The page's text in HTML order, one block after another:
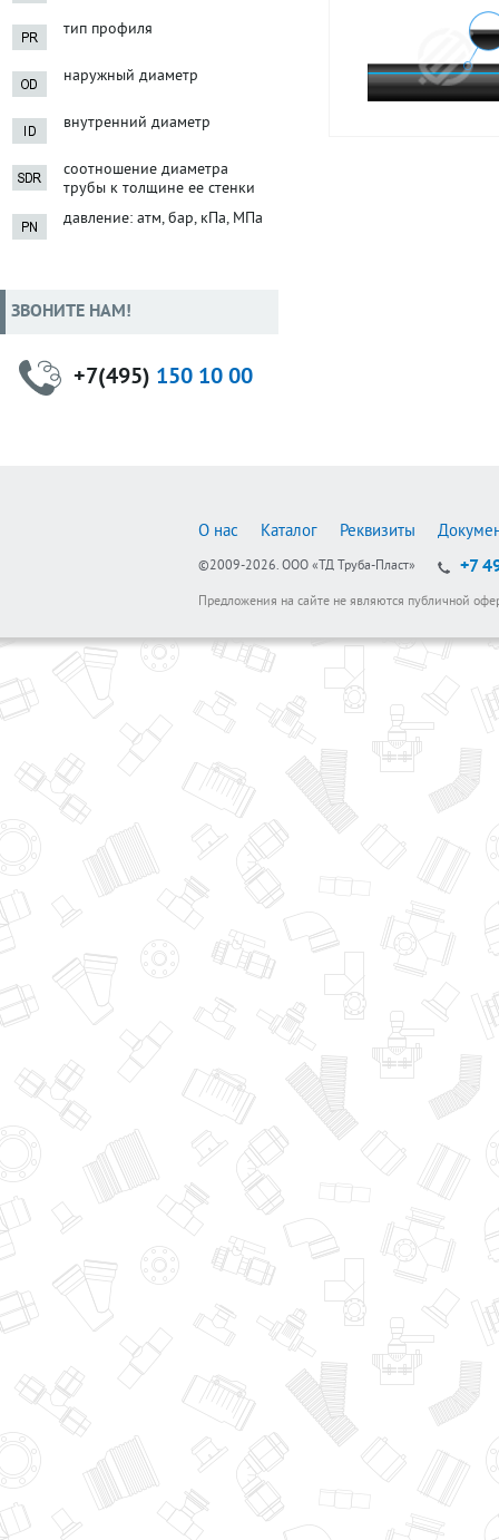
тип профиля
наружный диаметр
внутренний диаметр
соотношение диаметра
трубы к толщине ее стенки
давление: атм, бар, кПа, МПа
ЗВОНИТЕ НАМ!
+7(495) 150 10 00
О нас Каталог Реквизиты
©2009-2026. ООО «ТД Труба-Пласт» +7
Предложения на сайте не являются публичной